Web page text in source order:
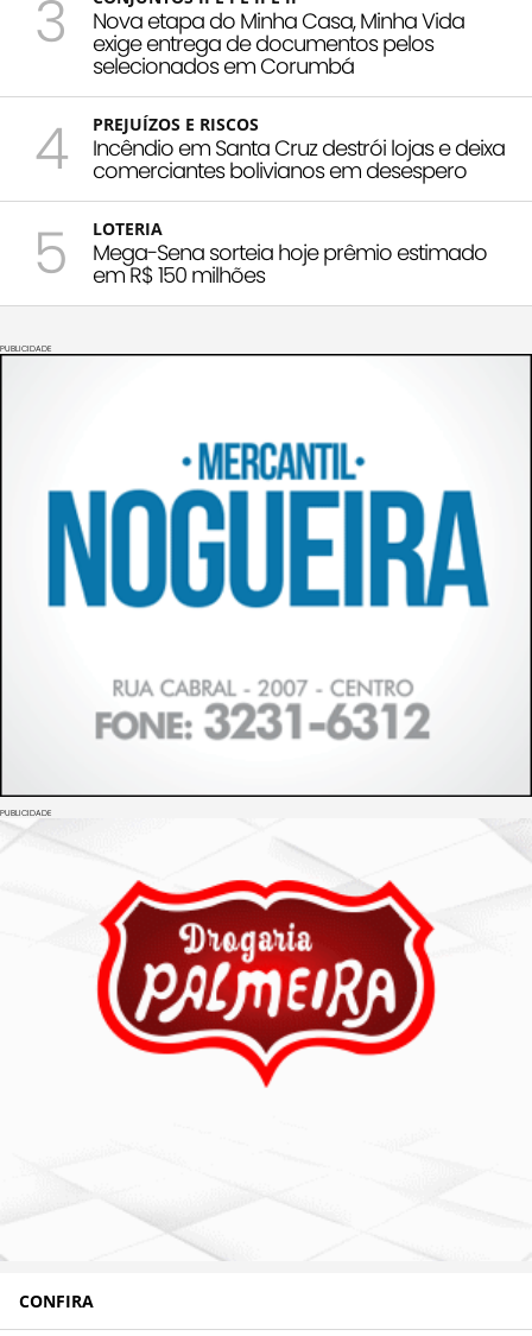
3 Nova etapa do Minha Casa, Minha Vida
exige entrega de documentos pelos
selecionados em Corumbá
4 PREJUÍZOS E RISCOS
Incêndio em Santa Cruz destrói lojas e deixa
comerciantes bolivianos em desespero
5 LOTERIA
Mega-Sena sorteia hoje prêmio estimado
em R$ 150 milhões
PUBLICIDADE
PUBLICIDADE
CONFIRA